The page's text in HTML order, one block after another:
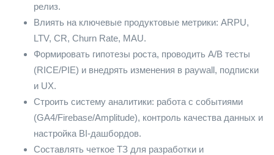
релиз.
Влиять на ключевые продуктовые метрики: ARPU,
LTV, CR, Churn Rate, MAU.
Формировать гипотезы роста, проводить A/B тесты
(RICE/PIE) и внедрять изменения в paywall, подписки
и UX.
Строить систему аналитики: работа с событиями
(GA4/Firebase/Amplitude), контроль качества данных и
настройка BI-дашбордов.
Составлять четкое ТЗ для разработки и